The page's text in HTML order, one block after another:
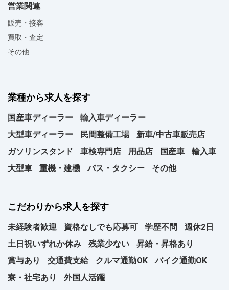
営業関連
販売・接客
買取・査定
その他
業種から求人を探す
国産車ディーラー
輸入車ディーラー
大型車ディーラー
民間整備工場
新車/中古車販売店
ガソリンスタンド
車検専門店 用品店 国産車
輸入車
大型車
重機・建機 バス・タクシー その他
こだわりから求人を探す
未経験者歓迎 資格なしでも応募可 学歴不問
週休2日
土日祝いずれか休み
残業少ない
昇給・昇格あり
賞与あり
交通費支給 クルマ通勤OK
バイク通勤OK
寮・社宅あり
外国人活躍